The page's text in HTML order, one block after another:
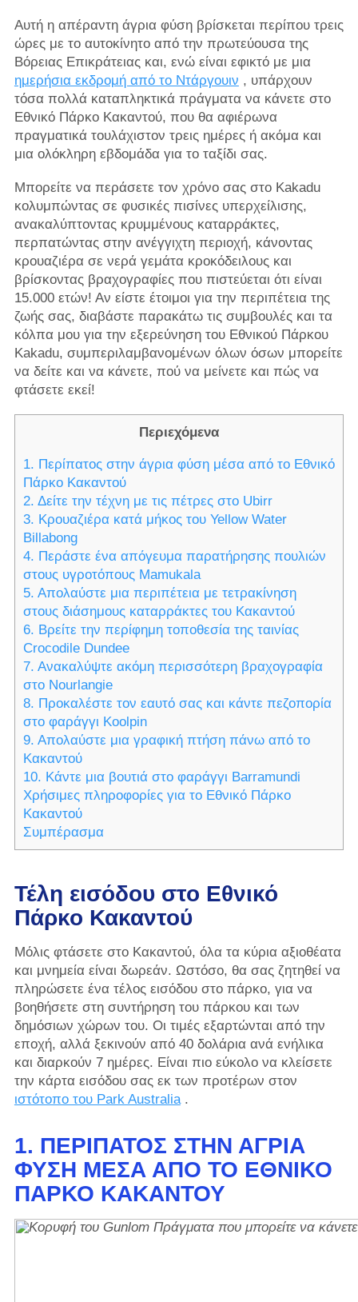
Αυτή η απέραντη άγρια ​​φύση βρίσκεται περίπου τρεις
ώρες με το αυτοκίνητο από την πρωτεύουσα της
Βόρειας Επικράτειας και, ενώ είναι εφικτό με μια
ημερήσια εκδρομή από το Ντάργουιν , υπάρχουν
τόσα πολλά καταπληκτικά πράγματα να κάνετε στο
Εθνικό Πάρκο Κακαντού, που θα αφιέρωνα
πραγματικά τουλάχιστον τρεις ημέρες ή ακόμα και
μια ολόκληρη εβδομάδα για το ταξίδι σας.
Μπορείτε να περάσετε τον χρόνο σας στο Kakadu
κολυμπώντας σε φυσικές πισίνες υπερχείλισης,
ανακαλύπτοντας κρυμμένους καταρράκτες,
περπατώντας στην ανέγγιχτη περιοχή, κάνοντας
κρουαζιέρα σε νερά γεμάτα κροκόδειλους και
βρίσκοντας βραχογραφίες που πιστεύεται ότι είναι
15.000 ετών! Αν είστε έτοιμοι για την περιπέτεια της
ζωής σας, διαβάστε παρακάτω τις συμβουλές και τα
κόλπα μου για την εξερεύνηση του Εθνικού Πάρκου
Kakadu, συμπεριλαμβανομένων όλων όσων μπορείτε
να δείτε και να κάνετε, πού να μείνετε και πώς να
φτάσετε εκεί!
Περιεχόμενα
1. Περίπατος στην άγρια ​​φύση μέσα από το Εθνικό
Πάρκο Κακαντού
2. Δείτε την τέχνη με τις πέτρες στο Ubirr
3. Κρουαζιέρα κατά μήκος του Yellow Water
Billabong
4. Περάστε ένα απόγευμα παρατήρησης πουλιών
στους υγροτόπους Mamukala
5. Απολαύστε μια περιπέτεια με τετρακίνηση
στους διάσημους καταρράκτες του Κακαντού
6. Βρείτε την περίφημη τοποθεσία της ταινίας
Crocodile Dundee
7. Ανακαλύψτε ακόμη περισσότερη βραχογραφία
στο Nourlangie
8. Προκαλέστε τον εαυτό σας και κάντε πεζοπορία
στο φαράγγι Koolpin
9. Απολαύστε μια γραφική πτήση πάνω από το
Κακαντού
10. Κάντε μια βουτιά στο φαράγγι Barramundi
Χρήσιμες πληροφορίες για το Εθνικό Πάρκο
Κακαντού
Συμπέρασμα
Τέλη εισόδου στο Εθνικό
Πάρκο Κακαντού
Μόλις φτάσετε στο Κακαντού, όλα τα κύρια αξιοθέατα
και μνημεία είναι δωρεάν. Ωστόσο, θα σας ζητηθεί να
πληρώσετε ένα τέλος εισόδου στο πάρκο, για να
βοηθήσετε στη συντήρηση του πάρκου και των
δημόσιων χώρων του. Οι τιμές εξαρτώνται από την
εποχή, αλλά ξεκινούν από 40 δολάρια ανά ενήλικα
και διαρκούν 7 ημέρες. Είναι πιο εύκολο να κλείσετε
την κάρτα εισόδου σας εκ των προτέρων στον
ιστότοπο του Park Australia.
1. ΠΕΡΊΠΑΤΟΣ ΣΤΗΝ ΆΓΡΙΑ ​​
ΦΎΣΗ ΜΈΣΑ ΑΠΌ ΤΟ ΕΘΝΙΚΌ
ΠΆΡΚΟ ΚΑΚΑΝΤΟΎ